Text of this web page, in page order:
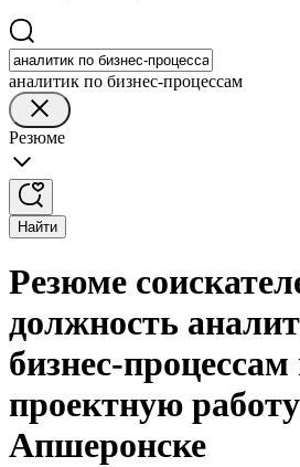
аналитик по бизнес-процессам
Резюме
Найти
Резюме
должность
бизнес-процессам
проектную
Апшеронске